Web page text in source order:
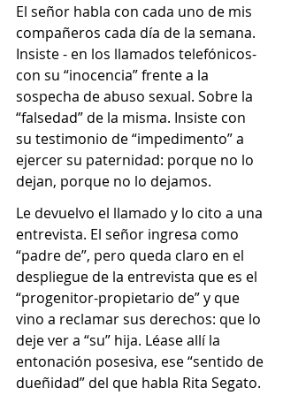
El señor habla con cada uno de mis
compañeros cada día de la semana.
Insiste - en los llamados telefónicos-
con su “inocencia” frente a la
sospecha de abuso sexual. Sobre la
“falsedad” de la misma. Insiste con
su testimonio de “impedimento” a
ejercer su paternidad: porque no lo
dejan, porque no lo dejamos.
Le devuelvo el llamado y lo cito a una
entrevista. El señor ingresa como
“padre de”, pero queda claro en el
despliegue de la entrevista que es el
“progenitor-propietario de” y que
vino a reclamar sus derechos: que lo
deje ver a “su” hija. Léase allí la
entonación posesiva, ese “sentido de
dueñidad” del que habla Rita Segato.